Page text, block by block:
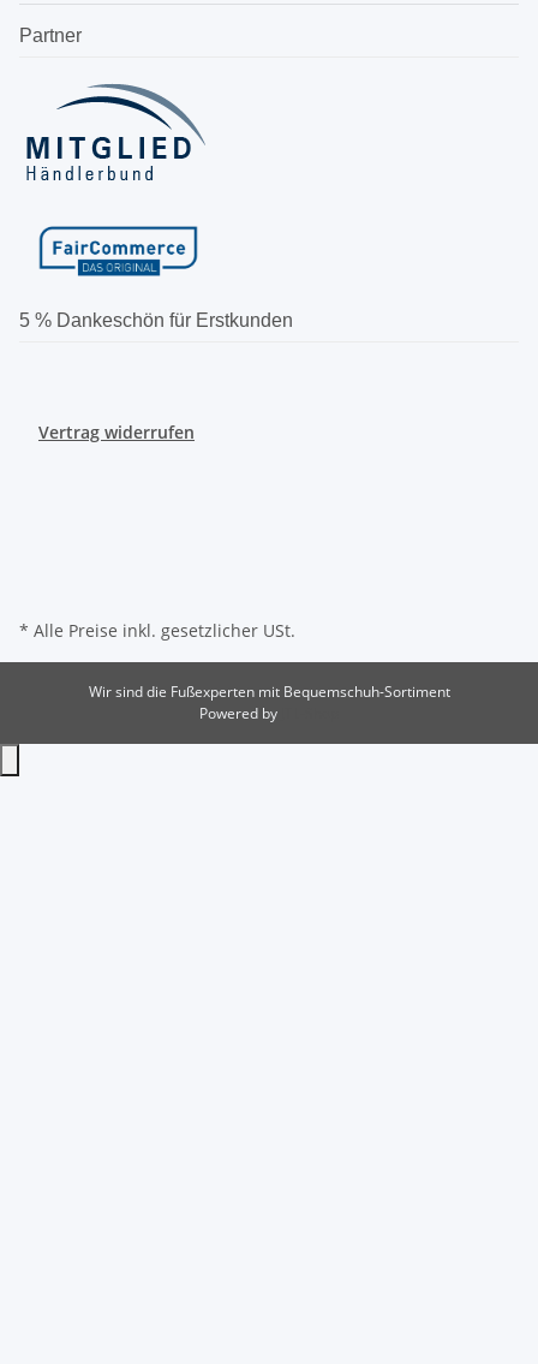
Partner
5 % Dankeschön für Erstkunden
Vertrag widerrufen
* Alle Preise inkl. gesetzlicher USt.
Wir sind die Fußexperten mit Bequemschuh-Sortiment
Powered by